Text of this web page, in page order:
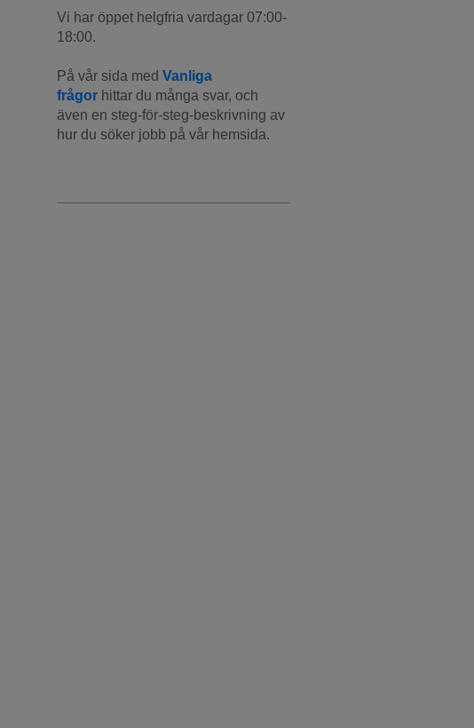
Vi har öppet helgfria vardagar 07:00-
18:00.
På vår sida med Vanliga
frågor hittar du många svar, och
även en steg-för-steg-beskrivning av
hur du söker jobb på vår hemsida.